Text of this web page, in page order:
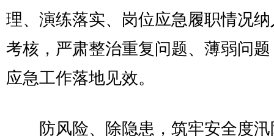
理、演练落实、岗位应急履职情况
考核，严肃整治重复问题、薄弱问
应急工作落地见效。
防风险、除隐患，筑牢安全度汛